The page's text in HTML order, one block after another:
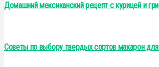
Домашний мексиканский рецепт с курицей и
Советы по выбору твердых сортов макарон